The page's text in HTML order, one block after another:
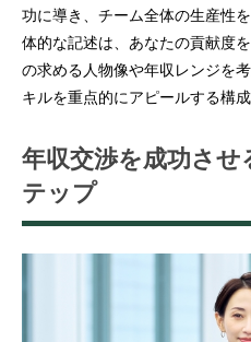
功に導き、チーム全体の生産性
体的な記述は、あなたの貢献度
の求める人物像や年収レンジを
キルを重点的にアピールする構
年収交渉を成功さ
テップ